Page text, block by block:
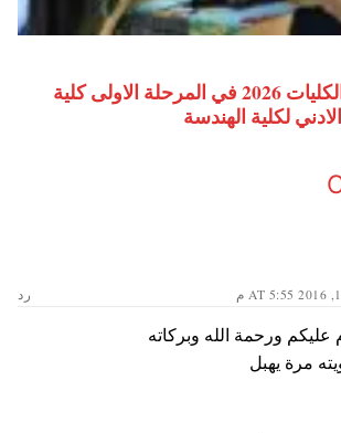
مؤشرات تنسيق الكليات 2026 في المرحلة الاولى كلية
رد
عليكم ورحمة الله وبركاته
مرة يهبل